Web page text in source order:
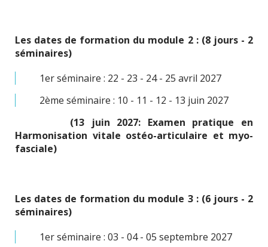
Les dates de formation du module 2 : (8 jours - 2
séminaires)
1er séminaire : 22 - 23 - 24 - 25 avril 2027
2ème séminaire : 10 - 11 - 12 - 13 juin 2027
(13 juin 2027: Examen pratique en
Harmonisation vitale ostéo-articulaire et myo-
fasciale)
Les dates de formation du module 3 : (6 jours - 2
séminaires)
1er séminaire : 03 - 04 - 05 septembre 2027